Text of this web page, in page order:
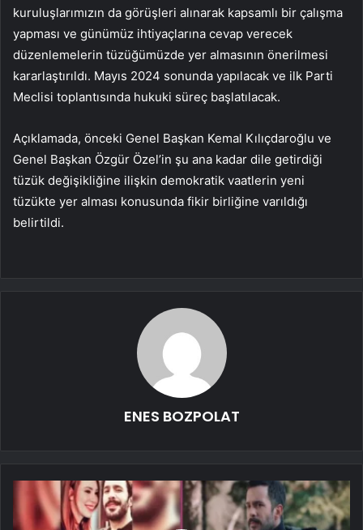
kuruluşlarımızın da görüşleri alınarak kapsamlı bir çalışma
yapması ve günümüz ihtiyaçlarına cevap verecek
düzenlemelerin tüzüğümüzde yer almasının önerilmesi
kararlaştırıldı. Mayıs 2024 sonunda yapılacak ve ilk Parti
Meclisi toplantısında hukuki süreç başlatılacak.
Açıklamada, önceki Genel Başkan Kemal Kılıçdaroğlu ve
Genel Başkan Özgür Özel’in şu ana kadar dile getirdiği
tüzük değişikliğine ilişkin demokratik vaatlerin yeni
tüzükte yer alması konusunda fikir birliğine varıldığı
belirtildi.
ENES BOZPOLAT